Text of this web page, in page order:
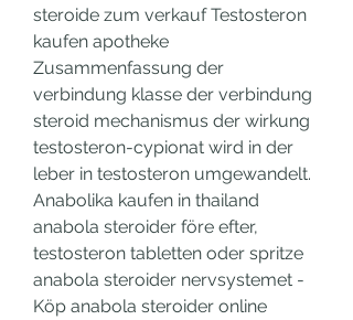
steroide zum verkauf Testosteron
kaufen apotheke
Zusammenfassung der
verbindung klasse der verbindung
steroid mechanismus der wirkung
testosteron-cypionat wird in der
leber in testosteron umgewandelt.
Anabolika kaufen in thailand
anabola steroider före efter,
testosteron tabletten oder spritze
anabola steroider nervsystemet -
Köp anabola steroider online